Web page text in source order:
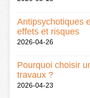
Antipsychotiques
effets et risques
2026-04-26
Pourquoi choisir
travaux ?
2026-04-23